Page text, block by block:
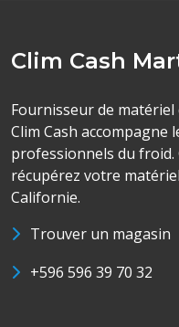
Clim Cash
Fournisseur de
Clim Cash accompagne
professionnels du froid.
récupérez votre
Californie.
Trouver un magasin
+596 596 39 70 32